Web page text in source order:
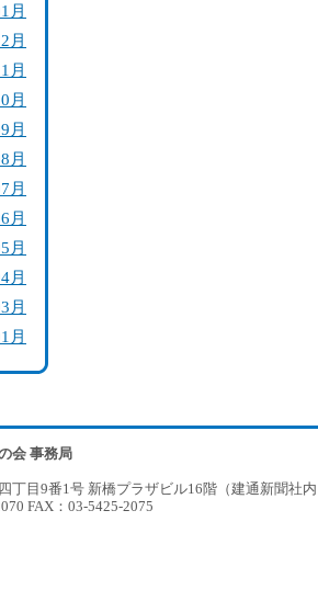
月
月
月
月
月
月
月
月
月
月
月
月
会 事務局
丁目9番1号 新橋プラザビル16階（建通新聞社
FAX：03-5425-2075